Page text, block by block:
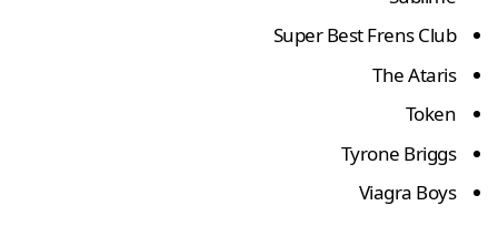
Super Best Frens Club
The Ataris
Token
Tyrone Briggs
Viagra Boys